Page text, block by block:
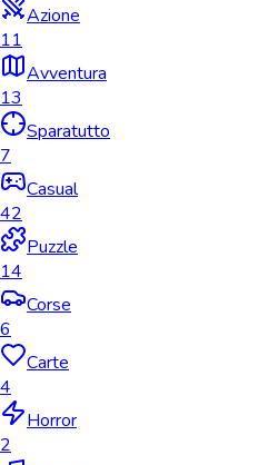
Azione
11
Avventura
13
Sparatutto
7
Casual
42
Puzzle
14
Corse
6
Carte
4
Horror
2